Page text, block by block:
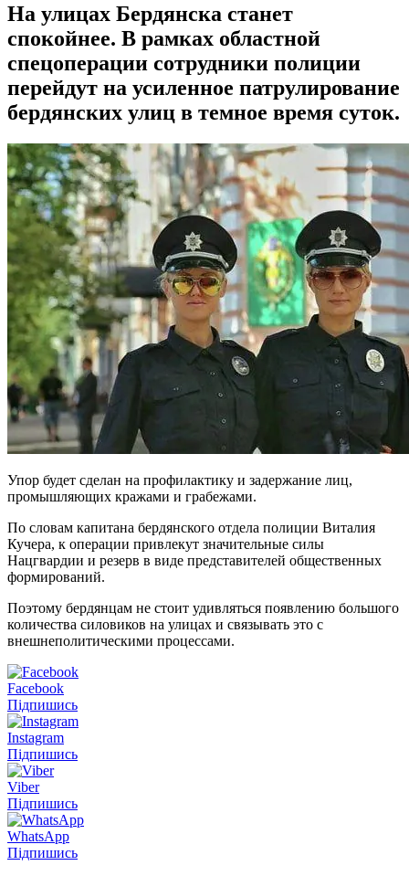
На улицах Бердянска станет
спокойнее. В рамках областной
спецоперации сотрудники полиции
перейдут на усиленное патрулирование
бердянских улиц в темное время суток.
Упор будет сделан на профилактику и задержание лиц,
промышляющих кражами и грабежами.
По словам капитана бердянского отдела полиции Виталия
Кучера, к операции привлекут значительные силы
Нацгвардии и резерв в виде представителей общественных
формирований.
Поэтому бердянцам не стоит удивляться появлению большого
количества силовиков на улицах и связывать это с
внешнеполитическими процессами.
Facebook
Підпишись
Instagram
Підпишись
Viber
Підпишись
WhatsApp
Підпишись